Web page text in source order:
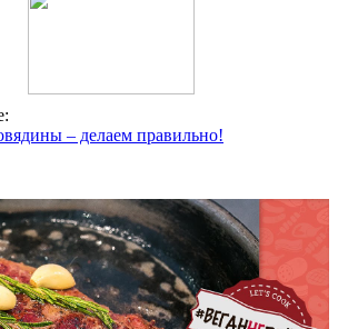
– делаем правильно!